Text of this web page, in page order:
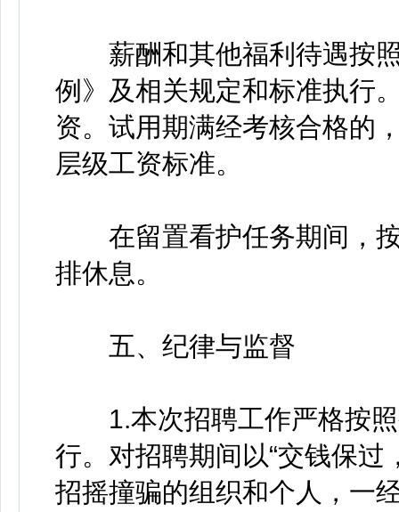
薪酬和其他福利待遇按照
例》及相关规定和标准执行
资。试用期满经考核合格的
层级工资标准。
在留置看护任务期间，按
排休息。
五、纪律与监督
1.本次招聘工作严格按照
行。对招聘期间以“交钱保过
招摇撞骗的组织和个人，一